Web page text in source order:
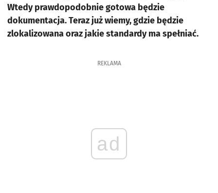
Wtedy prawdopodobnie gotowa będzie
dokumentacja. Teraz już wiemy, gdzie będzie
zlokalizowana oraz jakie standardy ma spełniać.
REKLAMA
ad